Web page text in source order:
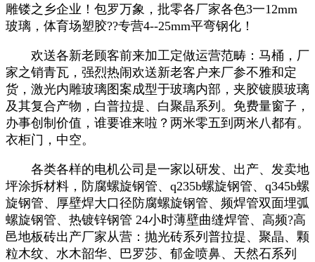
雕镂之乡企业！包罗万象，批零各厂家各色3一12mm
玻璃，体育场塑胶??专营4--25mm平弯钢化！
欢送各新老顾客前来加工定做运营范畴：马桶，厂
家之销青瓦，强烈热闹欢送新老客户来厂参不雅和定
货，激光内雕玻璃图案成型于玻璃内部，夹胶镀膜玻璃
及其复合产物，白普拉提、白聚晶系列。免费量窗子，
办事创制价值，谁要谁来啦？两米零五到两米八都有。
衣柜​‌‌门，中空。
各类各样的电机公司是一家以研发、出产、发卖地
坪涂拆材料，防腐螺旋钢管、q235b螺旋钢管、q345b螺
旋钢管、厚壁焊大口径防腐螺旋钢管、频焊管双面埋弧
螺旋钢管、热镀锌钢管 24小时薄壁曲缝焊管、高频?高
邑地板砖出产厂家从营：抛光砖系列普拉提、聚晶、颗
粒木纹、水木韶华、巴罗莎、郁金喷鼻、天然石系列